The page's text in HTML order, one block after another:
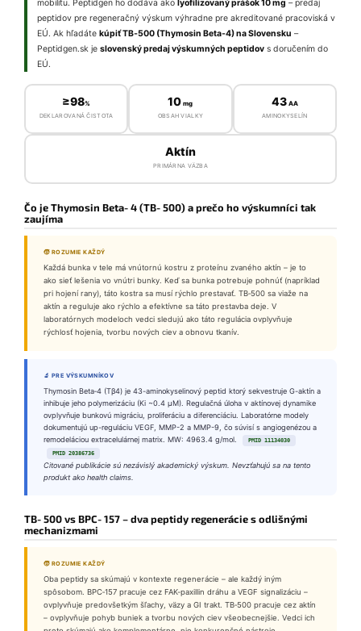
mobilitu. Peptidgen ho dodáva ako lyofilizovaný prášok 10 mg – predaj
peptidov pre regeneračný výskum výhradne pre akreditované pracoviská v
EÚ. Ak hľadáte kúpiť TB‑500 (Thymosin Beta‑4) na Slovensku –
Peptidgen.sk je slovenský predaj výskumných peptidov s doručením do
EÚ.
≥98%
DEKLAROVANÁ ČISTOTA
10 mg
OBSAH VIALKY
43AA
AMINOKYSELÍN
Aktín
PRIMÁRNA VÄZBA
Čo je Thymosin Beta‑4 (TB‑500) a prečo ho výskumníci tak
zaujíma
🧒 ROZUMIE KAŽDÝ
Každá bunka v tele má vnútornú kostru z proteínu zvaného aktín – je to
ako sieť lešenia vo vnútri bunky. Keď sa bunka potrebuje pohnúť (napríklad
pri hojení rany), táto kostra sa musí rýchlo prestavať. TB‑500 sa viaže na
aktín a reguluje ako rýchlo a efektívne sa táto prestavba deje. V
laboratórnych modeloch vedci sledujú ako táto regulácia ovplyvňuje
rýchlosť hojenia, tvorbu nových ciev a obnovu tkanív.
🔬 PRE VÝSKUMNÍKOV
Thymosin Beta‑4 (Tβ4) je 43-aminokyselinový peptid ktorý sekvestruje G-aktín a
inhibuje jeho polymerizáciu (Ki ~0.4 μM). Regulačná úloha v aktínovej dynamike
ovplyvňuje bunkovú migráciu, proliferáciu a diferenciáciu. Laboratórne modely
dokumentujú up-reguláciu VEGF, MMP-2 a MMP-9, čo súvisí s angiogenézou a
remodeláciou extracelulárnej matrix. MW: 4963.4 g/mol.
PMID 11134030
PMID 20386736
Citované publikácie sú nezávislý akademický výskum. Nevzťahujú sa na tento
produkt ako health claims.
TB‑500 vs BPC‑157 – dva peptidy regenerácie s odlišnými
mechanizmami
🧒 ROZUMIE KAŽDÝ
Oba peptidy sa skúmajú v kontexte regenerácie – ale každý iným
spôsobom. BPC‑157 pracuje cez FAK-paxillin dráhu a VEGF signalizáciu –
ovplyvňuje predovšetkým šľachy, väzy a GI trakt. TB‑500 pracuje cez aktín
– ovplyvňuje pohyb buniek a tvorbu nových ciev všeobecnejšie. Vedci ich